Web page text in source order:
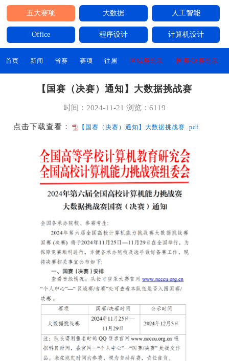
五大赛项 大数据 人工智能
Office 程序设计 计算机设计
首页 新闻 省赛 赛项 往届 区域赛公示 国赛/决赛公示
【国赛（决赛）通知】大数据挑战赛
时间：2024-11-21 浏览：6119
点击下载查看： 【国赛（决赛）通知】大数据挑战赛 .pdf